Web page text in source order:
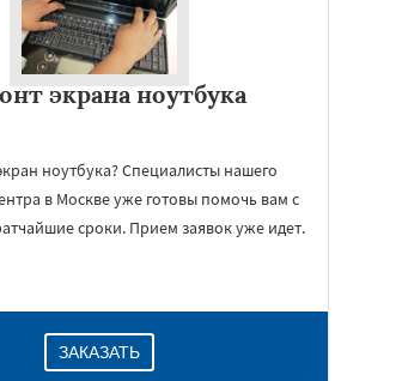
экрана ноутбука
ноутбука? Специалисты нашего
в Москве уже готовы помочь вам с
сроки. Прием заявок уже идет.
ЗАКАЗАТЬ